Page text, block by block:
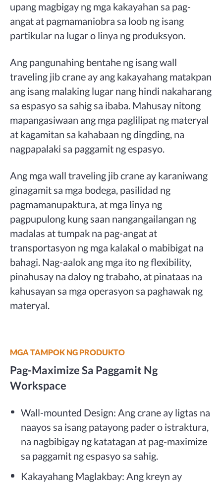
upang magbigay ng mga kakayahan sa pag-
angat at pagmamaniobra sa loob ng isang
partikular na lugar o linya ng produksyon.
Ang pangunahing bentahe ng isang wall
traveling jib crane ay ang kakayahang matakpan
ang isang malaking lugar nang hindi nakaharang
sa espasyo sa sahig sa ibaba. Mahusay nitong
mapangasiwaan ang mga paglilipat ng materyal
at kagamitan sa kahabaan ng dingding, na
nagpapalaki sa paggamit ng espasyo.
Ang mga wall traveling jib crane ay karaniwang
ginagamit sa mga bodega, pasilidad ng
pagmamanupaktura, at mga linya ng
pagpupulong kung saan nangangailangan ng
madalas at tumpak na pag-angat at
transportasyon ng mga kalakal o mabibigat na
bahagi. Nag-aalok ang mga ito ng flexibility,
pinahusay na daloy ng trabaho, at pinataas na
kahusayan sa mga operasyon sa paghawak ng
materyal.
MGA TAMPOK NG PRODUKTO
Pag-Maximize Sa Paggamit Ng
Workspace
Wall-mounted Design: Ang crane ay ligtas na
naayos sa isang patayong pader o istraktura,
na nagbibigay ng katatagan at pag-maximize
sa paggamit ng espasyo sa sahig.
Kakayahang Maglakbay: Ang kreyn ay